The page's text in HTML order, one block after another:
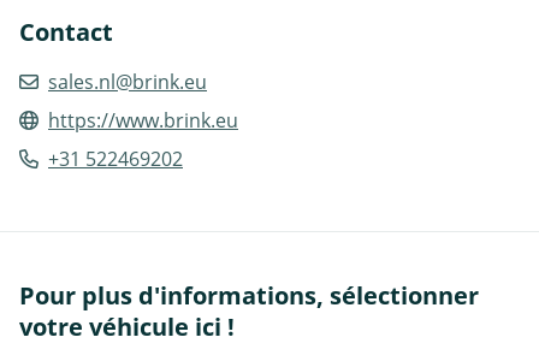
Contact
sales.nl@brink.eu
https://www.brink.eu
+31 522469202
Pour plus d'informations, sélectionner
votre véhicule ici !